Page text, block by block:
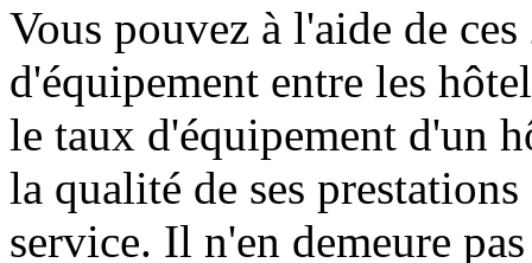
Vous pouvez à l'aide de
d'équipement entre les
le taux d'équipement d'un
la qualité de ses
service. Il n'en demeure